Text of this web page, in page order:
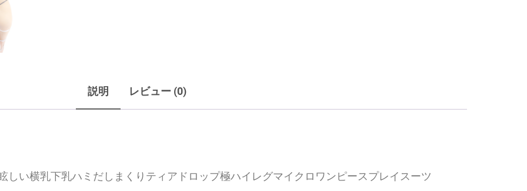
し
ィ
説明 レビュー (0)
しい横乳下乳ハミだしまくりティアドロップ極ハイレグマイクロワンピースプレイスーツ